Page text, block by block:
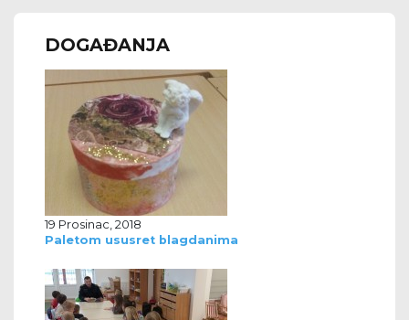
DOGAĐANJA
19 Prosinac, 2018
Paletom ususret blagdanima